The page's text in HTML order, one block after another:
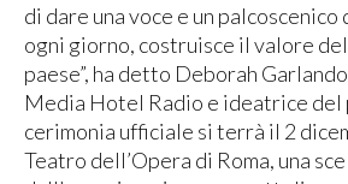
di dare una voce e un palcoscenico
ogni giorno, costruisce il valore
paese”, ha detto Deborah
Media Hotel Radio e ideatrice del
cerimonia ufficiale si terrà il 2
Teatro dell’Opera di Roma, una